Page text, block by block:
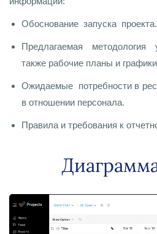
Обоснование запуска проекта.
Предлагаемая методология
также рабочие планы и
Ожидаемые потребности в
в отношении персонала.
Правила и требования к